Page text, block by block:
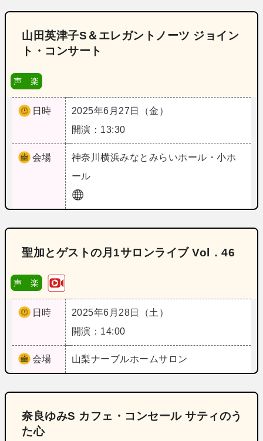
山田英津子S＆エレガントノーツ ジョイン
ト・コンサート
声 楽
日時
2025年6月27日（金）
開演：13:30
会場 神奈川横浜みなとみらいホール・小ホ
ール
聖加とゲストの月1サロンライブ Vol．46
声 楽
日時
2025年6月28日（土）
開演：14:00
会場 山梨ナーブルホームサロン
奈良ゆみS カフェ・コンセール サティのう
た心